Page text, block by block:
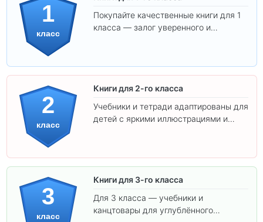
1
класс
Покупайте качественные книги для 1
класса — залог уверенного и
2
класс
Книги для 2-го класса
Учебники и тетради адаптированы для
детей с яркими иллюстрациями и
3
класс
Книги для 3-го класса
Для 3 класса — учебники и
канцтовары для углублённого